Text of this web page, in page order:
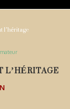
l’héritage
L’HÉRITAGE